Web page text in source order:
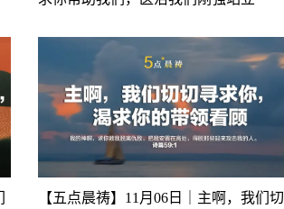
【五点晨祷】11月06日｜主啊，我们切